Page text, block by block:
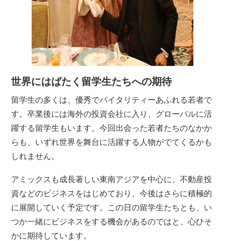
世界にはばたく留学生たちへの期待
留学生の多くは、優秀でバイタリティーあふれる若者で
す。卒業後には海外の投資会社に入り、グローバルに活
躍する留学生もいます。今回出会った若者たちのなかか
らも、いずれ世界を舞台に活躍する人物がでてくるかも
しれません。
アミックスも成長著しい東南アジアを中心に、不動産投
資などのビジネスをはじめており、今後はさらに積極的
に展開していく予定です。この日の留学生たちとも、い
つか一緒にビジネスをする機会があるのではと、心ひそ
かに期待しています。